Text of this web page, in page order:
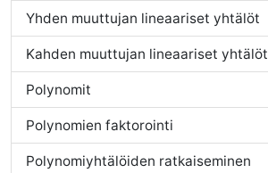
Yhden muuttujan lineaariset yhtälöt
Kahden muuttujan lineaariset yhtälöt
Polynomit
Polynomien faktorointi
Polynomiyhtälöiden ratkaiseminen